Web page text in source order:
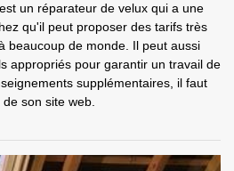
un réparateur de velux qui a une
qu'il peut proposer des tarifs très
beaucoup de monde. Il peut aussi
appropriés pour garantir un travail de
supplémentaires, il faut
son site web.